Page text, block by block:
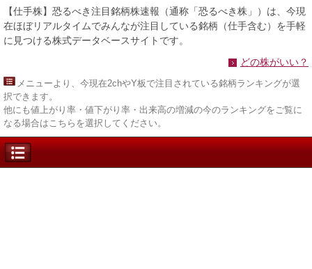
【仕手株】恐るべき注目銘柄株速報（通称「恐るべき株」）は、今現
在ほぼリアルタイムでみんなが注目している銘柄（仕手含む）を手軽
に見つける株式データベースサイトです。
どの株がいい？
メニューより、今現在2chやY板で注目されている銘柄ランキングが選
択できます。
他にも値上がり率・値下がり率・出来高の増減の今のランキングをご覧に
なる場合はこちらを選択してください。